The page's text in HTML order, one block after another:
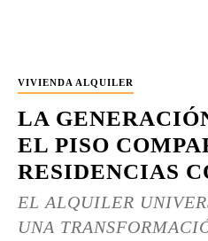
VIVIENDA ALQUILER
LA
EL PISO
RESIDENCIAS
EL ALQUILER
UNA